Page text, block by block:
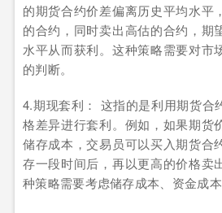
的期货合约价差偏离历史平均水平
的合约，同时卖出高估的合约，期
水平从而获利。这种策略需要对市
的判断。
4.期现套利： 这指的是利用期货合
格差异进行套利。例如，如果期货
储存成本，交易员可以买入期货合
存一段时间后，再以更高的价格卖
种策略需要考虑储存成本、资金成本